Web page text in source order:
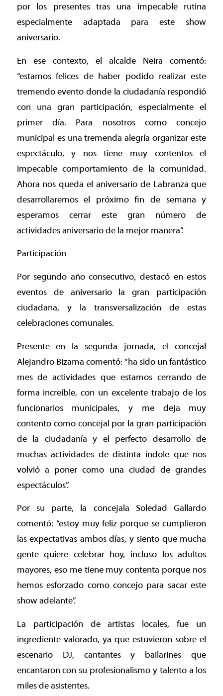
por los presentes tras una impecable rutina
especialmente adaptada para este show
aniversario.
En ese contexto, el alcalde Neira comentó:
“estamos felices de haber podido realizar este
tremendo evento donde la ciudadanía respondió
con una gran participación, especialmente el
primer día. Para nosotros como concejo
municipal es una tremenda alegría organizar este
espectáculo, y nos tiene muy contentos el
impecable comportamiento de la comunidad.
Ahora nos queda el aniversario de Labranza que
desarrollaremos el próximo fin de semana y
esperamos cerrar este gran número de
actividades aniversario de la mejor manera”.
Participación
Por segundo año consecutivo, destacó en estos
eventos de aniversario la gran participación
ciudadana, y la transversalización de estas
celebraciones comunales.
Presente en la segunda jornada, el concejal
Alejandro Bizama comentó: “ha sido un fantástico
mes de actividades que estamos cerrando de
forma increíble, con un excelente trabajo de los
funcionarios municipales, y me deja muy
contento como concejal por la gran participación
de la ciudadanía y el perfecto desarrollo de
muchas actividades de distinta índole que nos
volvió a poner como una ciudad de grandes
espectáculos”.
Por su parte, la concejala Soledad Gallardo
comentó: “estoy muy feliz porque se cumplieron
las expectativas ambos días, y siento que mucha
gente quiere celebrar hoy, incluso los adultos
mayores, eso me tiene muy contenta porque nos
hemos esforzado como concejo para sacar este
show adelante”.
La participación de artistas locales, fue un
ingrediente valorado, ya que estuvieron sobre el
escenario DJ, cantantes y bailarines que
encantaron con su profesionalismo y talento a los
miles de asistentes.